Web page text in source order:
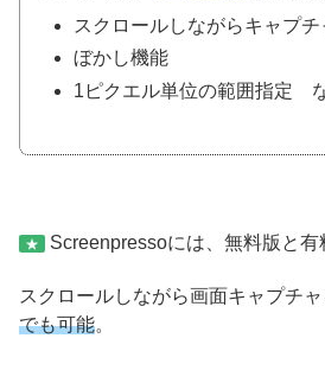
スクロールしながらキャプチ
ぼかし機能
1ピクエル単位の範囲指定
★ Screenpressoには、無料版と有
スクロールしながら画面キャプチャ
でも可能。